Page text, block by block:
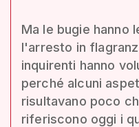
Ma le bugie hanno
l'arresto in
inquirenti hanno
perché alcuni
risultavano poco
riferiscono oggi i